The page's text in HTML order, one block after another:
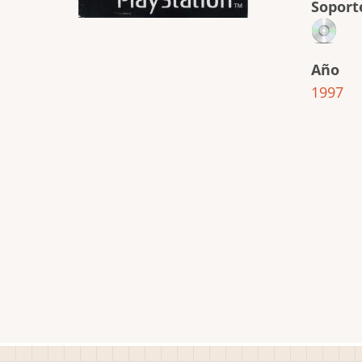
Año
1997